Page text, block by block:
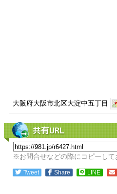
大阪府大阪市北区大淀中五丁目
共有URL
※お問合せなどの際にコピーして
Tweet Share LINE